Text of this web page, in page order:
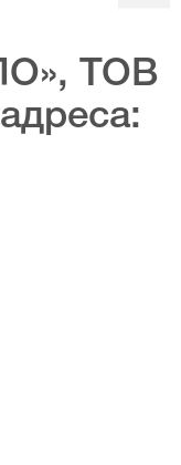
ТОВ